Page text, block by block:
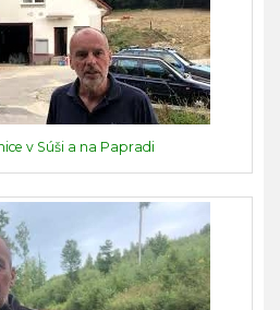
v Súši a na Papradi